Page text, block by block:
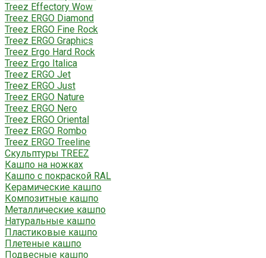
Treez Effectory Wow
Treez ERGO Diamond
Treez ERGO Fine Rock
Treez ERGO Graphics
Treez Ergo Hard Rock
Treez Ergo Italica
Treez ERGO Jet
Treez ERGO Just
Treez ERGO Nature
Treez ERGO Nero
Treez ERGO Oriental
Treez ERGO Rombo
Treez ERGO Treeline
Скульптуры TREEZ
Кашпо на ножках
Кашпо с покраской RAL
Керамические кашпо
Композитные кашпо
Металлические кашпо
Натуральные кашпо
Пластиковые кашпо
Плетеные кашпо
Подвесные кашпо